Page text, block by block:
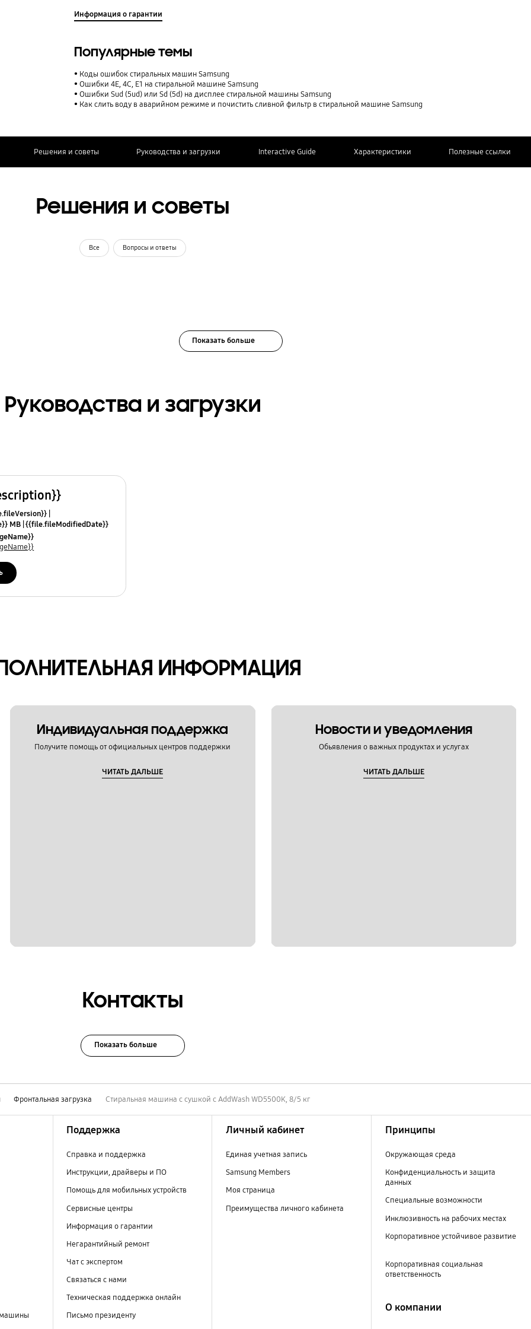
Информация о гарантии
Популярные темы
Коды ошибок стиральных машин Samsung
Ошибки 4E, 4C, E1 на стиральной машине Samsung
Ошибки Sud (5ud) или Sd (5d) на дисплее стиральной машины Samsung
Как слить воду в аварийном режиме и почистить сливной фильтр в стиральной машине Samsung
Решения и советы Руководства и загрузки Interactive Guide Характеристики Полезные ссылки
Решения и советы
Все Вопросы и ответы
Показать больше
Руководства и загрузки
MB {{file.fileModifiedDate}}
ИНФОРМАЦИЯ
Индивидуальная поддержка
Получите помощь от официальных центров поддержки
ЧИТАТЬ ДАЛЬШЕ
Новости и уведомления
Обьявления о важных продуктах и услугах
ЧИТАТЬ ДАЛЬШЕ
Контакты
Показать больше
Фронтальная загрузка Стиральная машина с сушкой с AddWash WD5500K, 8/5 кг
Поддержка
Справка и поддержка
Инструкции, драйверы и ПО
Помощь для мобильных устройств
Сервисные центры
Информация о гарантии
Негарантийный ремонт
Чат с экспертом
Связаться с нами
Техническая поддержка онлайн
Письмо президенту
Личный кабинет
Единая учетная запись
Samsung Members
Моя страница
Преимущества личного кабинета
Принципы
Окружающая среда
Конфиденциальность и защита
данных
Специальные возможности
Инклюзивность на рабочих местах
Корпоративное устойчивое развитие
Корпоративная социальная
ответственность
О компании